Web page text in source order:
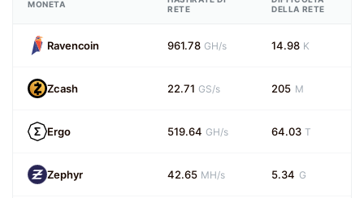
MONETA
RETE
DELLA RETE
Ravencoin 961.78 GH/s 14.98 K
Zcash 22.71 GS/s 205 M
Ergo 519.64 GH/s 64.03 T
Zephyr 42.65 MH/s 5.34 G